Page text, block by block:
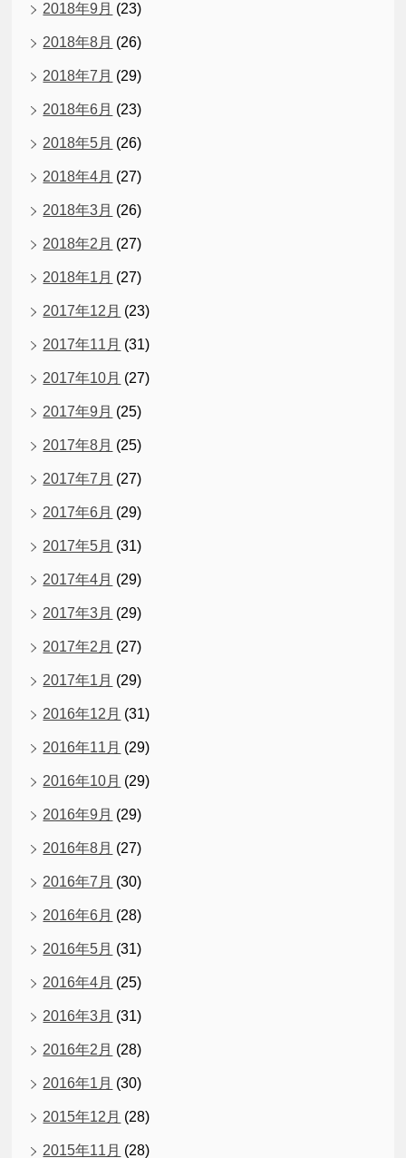
2018年9月 (23)
2018年8月 (26)
2018年7月 (29)
2018年6月 (23)
2018年5月 (26)
2018年4月 (27)
2018年3月 (26)
2018年2月 (27)
2018年1月 (27)
2017年12月 (23)
2017年11月 (31)
2017年10月 (27)
2017年9月 (25)
2017年8月 (25)
2017年7月 (27)
2017年6月 (29)
2017年5月 (31)
2017年4月 (29)
2017年3月 (29)
2017年2月 (27)
2017年1月 (29)
2016年12月 (31)
2016年11月 (29)
2016年10月 (29)
2016年9月 (29)
2016年8月 (27)
2016年7月 (30)
2016年6月 (28)
2016年5月 (31)
2016年4月 (25)
2016年3月 (31)
2016年2月 (28)
2016年1月 (30)
2015年12月 (28)
2015年11月 (28)